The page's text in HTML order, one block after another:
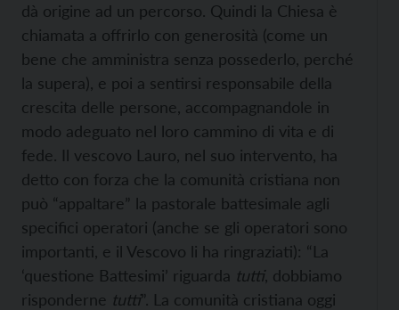
dà origine ad un percorso. Quindi la Chiesa è
chiamata a offrirlo con generosità (come un
bene che amministra senza possederlo, perché
la supera), e poi a sentirsi responsabile della
crescita delle persone, accompagnandole in
modo adeguato nel loro cammino di vita e di
fede. Il vescovo Lauro, nel suo intervento, ha
detto con forza che la comunità cristiana non
può “appaltare” la pastorale battesimale agli
specifici operatori (anche se gli operatori sono
importanti, e il Vescovo li ha ringraziati): “La
‘questione Battesimi’ riguarda tutti, dobbiamo
risponderne tutti”. La comunità cristiana oggi